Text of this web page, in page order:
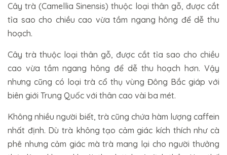
Cây trà (Camellia Sinensis) thuộc loại thân gỗ, được cắt
tỉa sao cho chiều cao vừa tầm ngang hông để dễ thu
hoạch.
Cây trà thuộc loại thân gỗ, được cắt tỉa sao cho chiều
cao vừa tầm ngang hông để dễ thu hoạch hơn. Vậy
nhưng cũng có loại trà cổ thụ vùng Đông Bắc giáp với
biên giới Trung Quốc với thân cao vài ba mét.
Không nhiều người biết, trà cũng chứa hàm lượng caffein
nhất định. Dù trà không tạo cảm giác kích thích như cà
phê nhưng cảm giác mà trà mang lại cho người thưởng